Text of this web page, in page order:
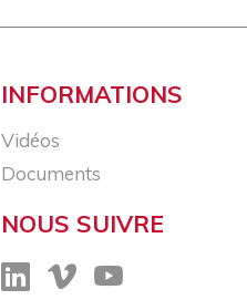
INFORMATIONS
Vidéos
Documents
NOUS SUIVRE